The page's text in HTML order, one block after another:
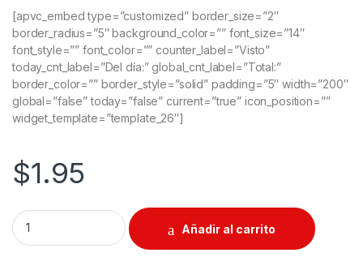
[apvc_embed type=”customized” border_size=”2″
border_radius=”5″ background_color=”” font_size=”14″
font_style=”” font_color=”” counter_label=”Visto”
today_cnt_label=”Del día:” global_cnt_label=”Total:”
border_color=”” border_style=”solid” padding=”5″ width=”200″
global=”false” today=”false” current=”true” icon_position=””
widget_template=”template_26″]
$1.95
Guantes de Latex quantity
Añadir al carrito